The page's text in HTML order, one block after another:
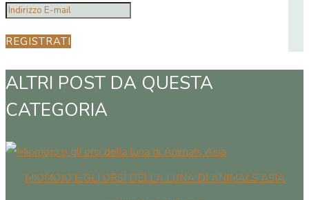
REGISTRATI
ALTRI POST DA QUESTA
CATEGORIA
MIOMOJO E GLI ORSI DELLA LUNA DI ANIMALS ASIA